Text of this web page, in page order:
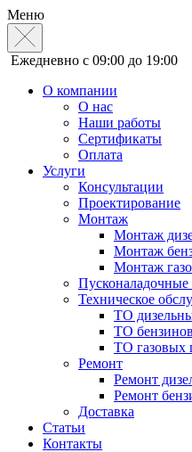
Меню
Ежедневно с 09:00 до 19:00
О компании
О нас
Наши работы
Сертификаты
Оплата
Услуги
Консультации
Проектирование
Монтаж
Монтаж
Монтаж
Монтаж
Пусконаладочные
Техническое
ТО
ТО
ТО газовых
Ремонт
Ремонт
Ремонт
Доставка
Статьи
Контакты